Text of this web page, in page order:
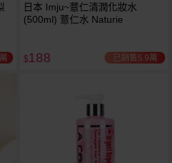
日本 Imju~薏仁清潤化妝水
(500ml) 薏仁水 Naturie
$188 已銷售5.9萬